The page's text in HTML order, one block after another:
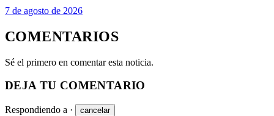
7 de agosto de 2026
COMENTARIOS
Sé el primero en comentar esta noticia.
DEJA TU COMENTARIO
Respondiendo a · cancelar